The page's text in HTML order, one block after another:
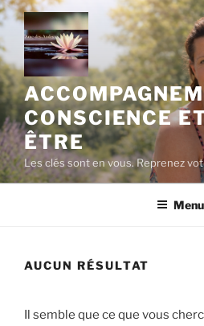
Aller
au
contenu
principal
CONSCIENCE
ÊTRE
Les clés sont en vous. Reprenez
Menu
AUCUN RÉSULTAT
Il semble que ce que vous